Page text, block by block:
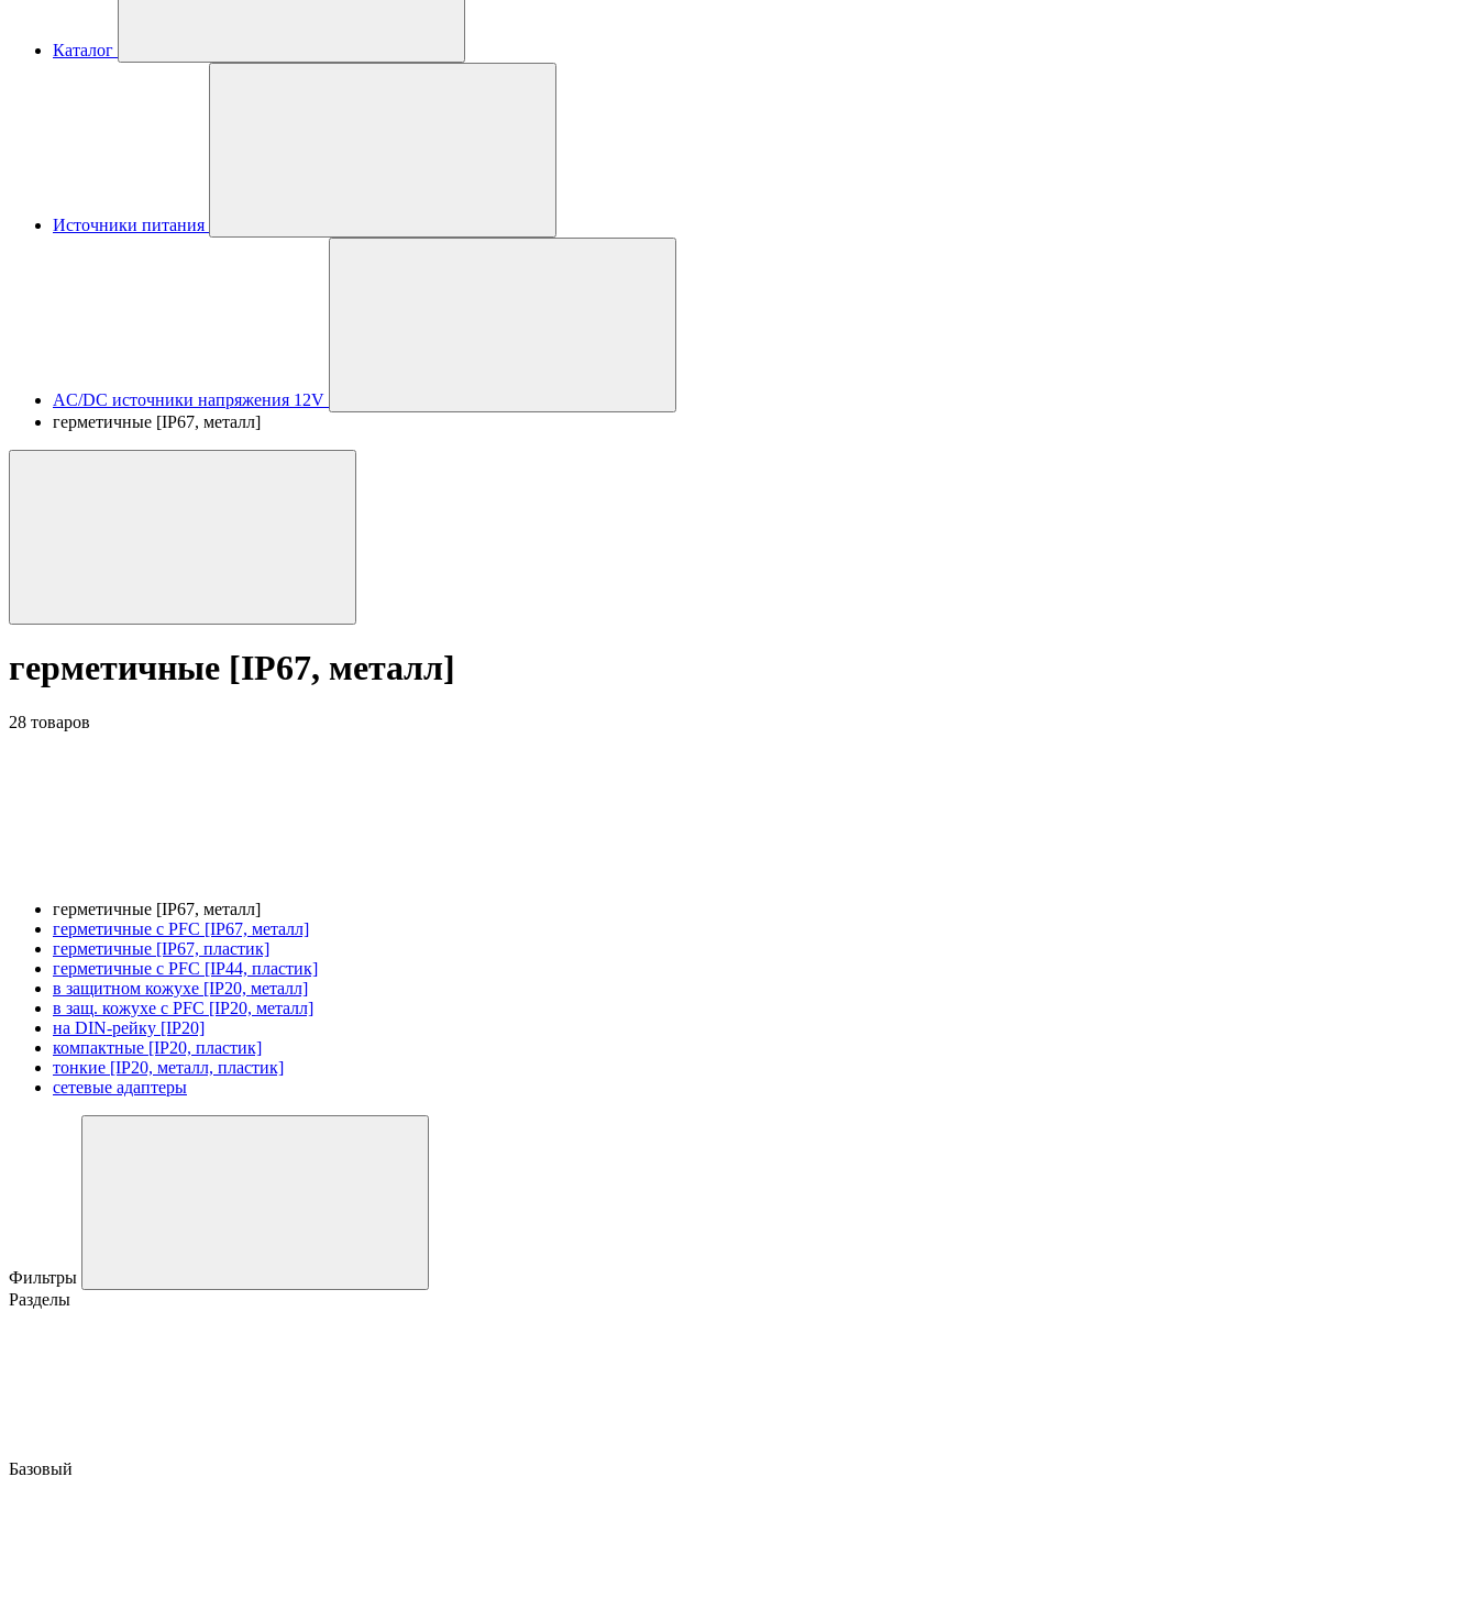
Каталог
Источники питания
AC/DC источники напряжения 12V
герметичные [IP67, металл]
герметичные [IP67, металл]
28 товаров
герметичные [IP67, металл]
герметичные с PFC [IP67, металл]
герметичные [IP67, пластик]
герметичные с PFC [IP44, пластик]
в защитном кожухе [IP20, металл]
в защ. кожухе с PFC [IP20, металл]
на DIN-рейку [IP20]
компактные [IP20, пластик]
тонкие [IP20, металл, пластик]
сетевые адаптеры
Фильтры
Разделы
Базовый